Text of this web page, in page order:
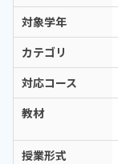
対象学年
カテゴリ
対応コース
教材
授業形式